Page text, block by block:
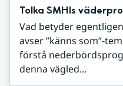
Tolka SMHIs
Vad betyder
avser ”känns som”-
förstå
denna vägled...